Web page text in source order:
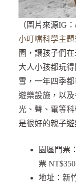
（圖片來源IG：
小叮噹科學主題
園，讓孩子們
大人小孩都玩
雪，一年四季
遊樂設施，以
光、聲、電等科
是很好的親子遊
園區門票
票
地址：新